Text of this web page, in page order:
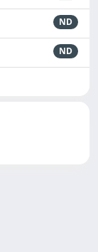
ND
ND